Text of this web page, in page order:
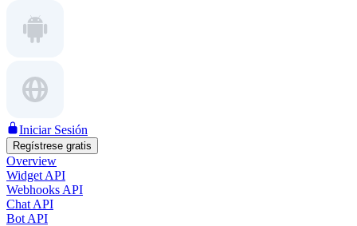
Iniciar Sesión
Regístrese gratis
Overview
Widget API
Webhooks API
Chat API
Bot API